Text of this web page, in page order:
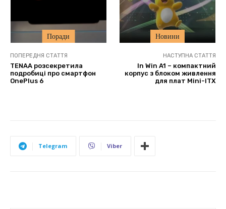
Поради Новини
ПОПЕРЕДНЯ СТАТТЯ
TENAA розсекретила
подробиці про смартфон
OnePlus 6
НАСТУПНА СТАТТЯ
In Win A1 – компактний
корпус з блоком живлення
для плат Mini-ITX
Telegram Viber